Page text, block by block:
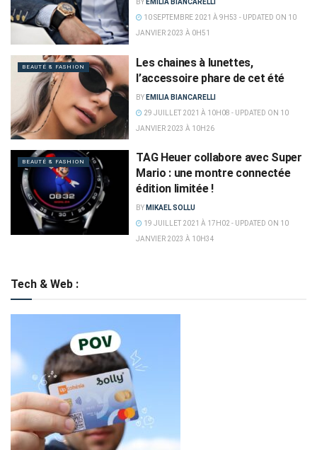
BY EMILIA BIANCARELLI
10 SEPTEMBRE 2021 À 9H53 - UPDATED ON 10
JANVIER 2023 À 0H51
BEAUTÉ & FASHION
Les chaines à lunettes,
l’accessoire phare de cet été
BY EMILIA BIANCARELLI
29 JUILLET 2021 À 10H08 - UPDATED ON 10
JANVIER 2023 À 10H26
BEAUTÉ & FASHION
TAG Heuer collabore avec Super
Mario : une montre connectée
édition limitée !
BY MIKAEL SOLLU
19 JUILLET 2021 À 17H02 - UPDATED ON 10
JANVIER 2023 À 10H34
Tech & Web :